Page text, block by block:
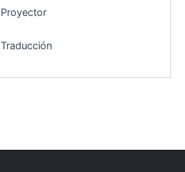
Proyector
Traducción